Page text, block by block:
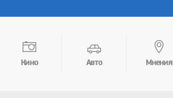
Кино Авто Мнения